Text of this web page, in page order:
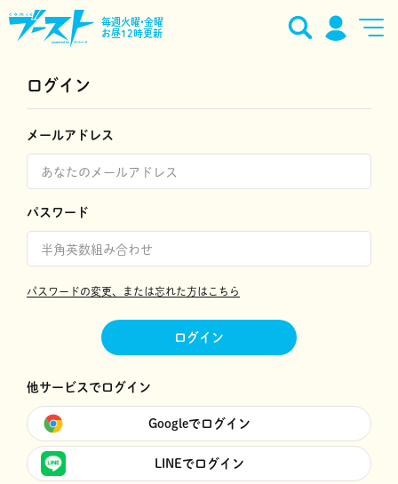
毎週火曜•金曜
お昼12時更新
ログイン
メールアドレス
パスワード
パスワードの変更、または忘れた方はこちら
ログイン
他サービスでログイン
Googleでログイン
LINEでログイン